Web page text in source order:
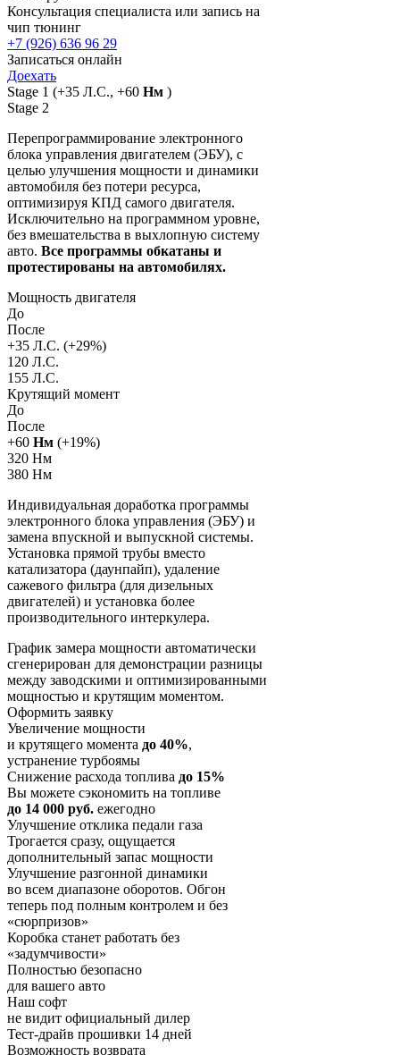
Консультация специалиста или запись на
чип тюнинг
+7 (926) 636 96 29
Записаться онлайн
Доехать
Stage 1 (+35 Л.С., +60 Нм )
Stage 2
Перепрограммирование электронного
блока управления двигателем (ЭБУ), с
целью улучшения мощности и динамики
автомобиля без потери ресурса,
оптимизируя КПД самого двигателя.
Исключительно на программном уровне,
без вмешательства в выхлопную систему
авто. Все программы обкатаны и
протестированы на автомобилях.
Мощность двигателя
До
После
+35 Л.С. (+29%)
120 Л.С.
155 Л.С.
Крутящий момент
До
После
+60 Нм (+19%)
320 Нм
380 Нм
Индивидуальная доработка программы
электронного блока управления (ЭБУ) и
замена впускной и выпускной системы.
Установка прямой трубы вместо
катализатора (даунпайп), удаление
сажевого фильтра (для дизельных
двигателей) и установка более
производительного интеркулера.
График замера мощности автоматически
сгенерирован для демонстрации разницы
между заводскими и оптимизированными
мощностью и крутящим моментом.
Оформить заявку
Увеличение мощности
и крутящего момента до 40%,
устранение турбоямы
Снижение расхода топлива до 15%
Вы можете сэкономить на топливе
до 14 000 руб. ежегодно
Улучшение отклика педали газа
Трогается сразу, ощущается
дополнительный запас мощности
Улучшение разгонной динамики
во всем диапазоне оборотов. Обгон
теперь под полным контролем и без
«сюрпризов»
Коробка станет работать без
«задумчивости»
Полностью безопасно
для вашего авто
Наш софт
не видит официальный дилер
Тест-драйв прошивки 14 дней
Возможность возврата